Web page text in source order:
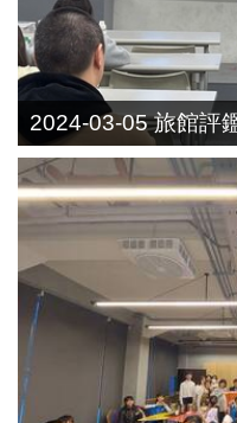
2024-03-05 旅館評